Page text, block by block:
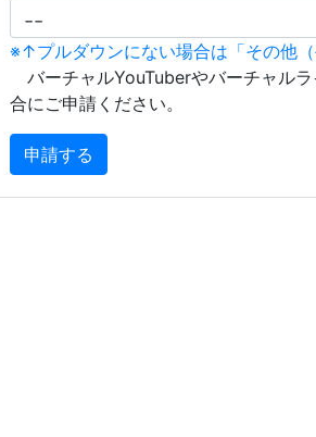
※↑プルダウンにない場合は「その他
バーチャルYouTuberやバーチャル
合にご申請ください。
申請する